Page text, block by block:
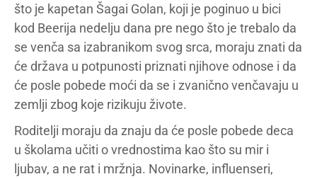
što je kapetan Šagai Golan, koji je poginuo u bici
kod Beerija nedelju dana pre nego što je trebalo da
se venča sa izabranikom svog srca, moraju znati da
će država u potpunosti priznati njihove odnose i da
će posle pobede moći da se i zvanično venčavaju u
zemlji zbog koje rizikuju živote.
Roditelji moraju da znaju da će posle pobede deca
u školama učiti o vrednostima kao što su mir i
ljubav, a ne rat i mržnja. Novinarke, influenseri,